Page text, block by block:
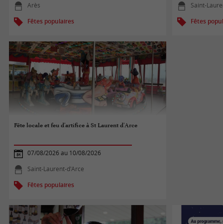
Arès
Fêtes populaires
Saint-
Fêtes
Fête locale et feu d'artifice à St Laurent d'Arce
07/08/2026 au 10/08/2026
Saint-Laurent-d'Arce
Fêtes populaires